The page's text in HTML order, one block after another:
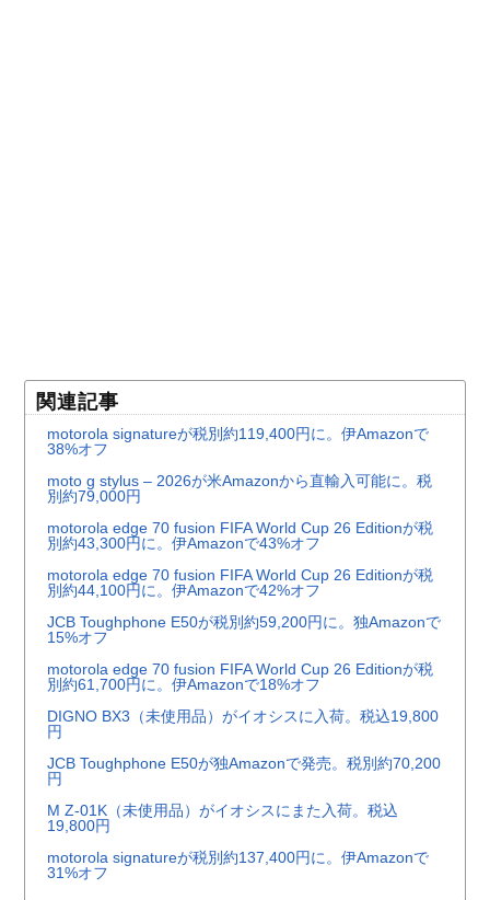
関連記事
motorola signatureが税別約119,400円に。伊Amazonで
38%オフ
moto g stylus – 2026が米Amazonから直輸入可能に。税
別約79,000円
motorola edge 70 fusion FIFA World Cup 26 Editionが税
別約43,300円に。伊Amazonで43%オフ
motorola edge 70 fusion FIFA World Cup 26 Editionが税
別約44,100円に。伊Amazonで42%オフ
JCB Toughphone E50が税別約59,200円に。独Amazonで
15%オフ
motorola edge 70 fusion FIFA World Cup 26 Editionが税
別約61,700円に。伊Amazonで18%オフ
DIGNO BX3（未使用品）がイオシスに入荷。税込19,800
円
JCB Toughphone E50が独Amazonで発売。税別約70,200
円
M Z-01K（未使用品）がイオシスにまた入荷。税込
19,800円
motorola signatureが税別約137,400円に。伊Amazonで
31%オフ